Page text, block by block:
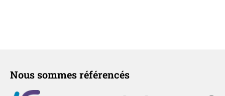
Nous sommes référencés